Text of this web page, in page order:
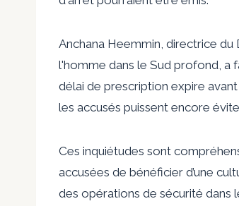
Anchana Heemmin, directrice du
l'homme dans le Sud profond, a
délai de prescription expire
les accusés puissent encore
Ces inquiétudes sont
accusées de bénéficier d’une
des opérations de sécurité dans